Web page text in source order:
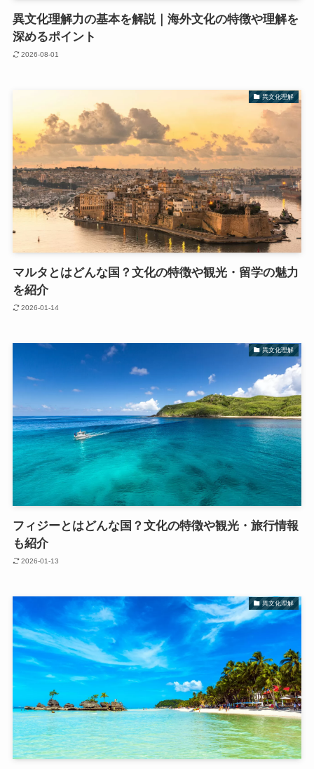
異文化理解力の基本を解説｜海外文化の特徴や理解を
深めるポイント
2026-08-01
異文化理解
マルタとはどんな国？文化の特徴や観光・留学の魅力
を紹介
2026-01-14
異文化理解
フィジーとはどんな国？文化の特徴や観光・旅行情報
も紹介
2026-01-13
異文化理解